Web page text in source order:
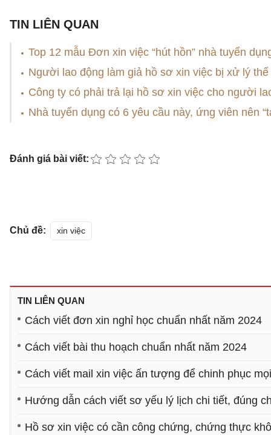
TIN LIÊN QUAN
Top 12 mẫu Đơn xin việc “hút hồn” nhà tuyển
Người lao động làm giả hồ sơ xin việc bị xử lý thế
Công ty có phải trả lại hồ sơ xin việc cho người
Nhà tuyển dụng có 6 yêu cầu này, ứng viên nên
Đánh giá bài viết:
Chủ đề: xin việc
TIN LIÊN QUAN
Cách viết đơn xin nghỉ học chuẩn nhất năm 2024
Cách viết bài thu hoạch chuẩn nhất năm 2024
Cách viết mail xin việc ấn tượng để chinh phục
Hướng dẫn cách viết sơ yếu lý lịch chi tiết, đúng
Hồ sơ xin việc có cần công chứng, chứng thực